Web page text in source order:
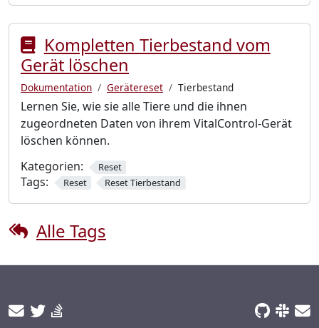
Kompletten Tierbestand vom
Gerät löschen
Dokumentation Gerätereset Tierbestand
Lernen Sie, wie sie alle Tiere und die ihnen
zugeordneten Daten von ihrem VitalControl-Gerät
löschen können.
Kategorien:
Reset
Tags: Reset Reset Tierbestand
Alle Tags